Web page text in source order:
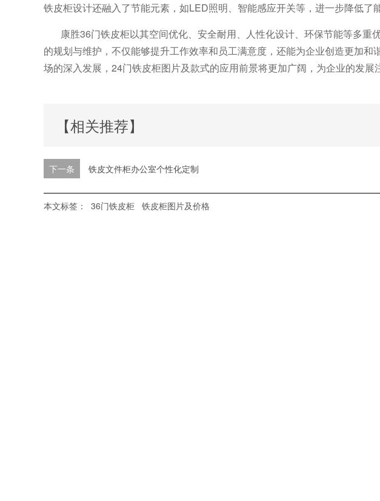
铁皮柜设计还融入了节能元素，如LED照明、智能感应开关等，进一步降低了能
康胜36门铁皮柜以其空间优化、安全耐用、人性化设计、环保节能等多重
的规划与维护，不仅能够提升工作效率和员工满意度，还能为企业创造更加
场的深入发展，24门铁皮柜图片及款式的应用前景将更加广阔，为企业的发展
【相关推荐】
下一条 铁皮文件柜办公室个性化定制
本文标签： 36门铁皮柜 铁皮柜图片及价格